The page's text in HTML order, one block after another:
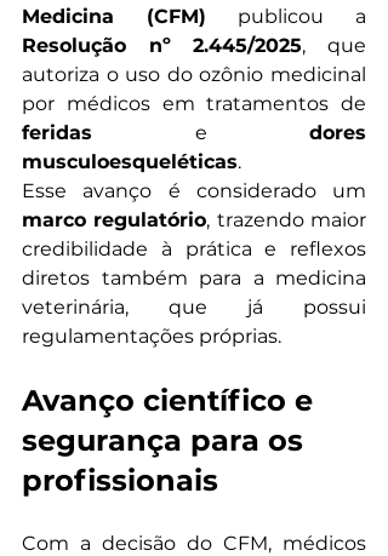
Medicina (CFM)
Resolução nº 2.445/2025, que
autoriza o uso do ozônio medicinal
feridas e dores
musculoesqueléticas.
marco regulatório, trazendo maior
credibilidade à prática e reflexos
diretos também para a medicina
veterinária, que já possui
regulamentações próprias.
Avanço científico e
segurança para os
profissionais
Com a decisão do CFM, médicos